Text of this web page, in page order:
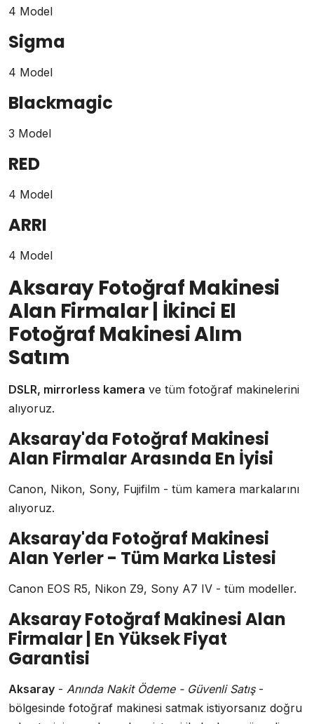
4 Model
Sigma
4 Model
Blackmagic
3 Model
RED
4 Model
ARRI
4 Model
Aksaray Fotoğraf Makinesi
Alan Firmalar | İkinci El
Fotoğraf Makinesi Alım
Satım
DSLR, mirrorless kamera ve tüm fotoğraf makinelerini
alıyoruz.
Aksaray'da Fotoğraf Makinesi
Alan Firmalar Arasında En İyisi
Canon, Nikon, Sony, Fujifilm - tüm kamera markalarını
alıyoruz.
Aksaray'da Fotoğraf Makinesi
Alan Yerler - Tüm Marka Listesi
Canon EOS R5, Nikon Z9, Sony A7 IV - tüm modeller.
Aksaray Fotoğraf Makinesi Alan
Firmalar | En Yüksek Fiyat
Garantisi
Aksaray - Anında Nakit Ödeme - Güvenli Satış-
bölgesinde fotoğraf makinesi satmak istiyorsanız doğru